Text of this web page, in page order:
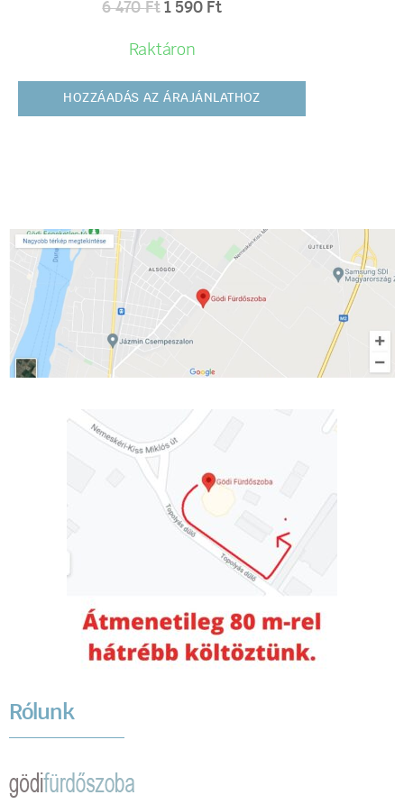
6 470Ft 1 590 Ft
Raktáron
HOZZÁADÁS AZ ÁRAJÁNLATHOZ
Rólunk